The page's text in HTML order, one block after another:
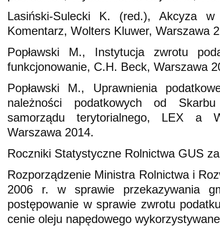
Lasiński-Sulecki K. (red.), Akcyza
Komentarz, Wolters Kluwer, Warszawa
Popławski M., Instytucja zwrotu
funkcjonowanie, C.H. Beck, Warszawa
Popławski M., Uprawnienia
należności podatkowych od
samorządu terytorialnego, LEX a
Warszawa 2014.
Roczniki Statystyczne Rolnictwa GUS
Rozporządzenie Ministra Rolnictwa i
2006 r. w sprawie przekazywania
postępowanie w sprawie zwrotu
cenie oleju napędowego